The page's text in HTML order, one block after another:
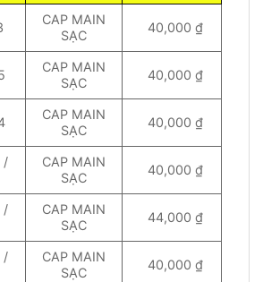
CAP MAIN
SẠC
40,000 ₫
CAP MAIN
SẠC
40,000 ₫
CAP MAIN
SẠC
40,000 ₫
/
CAP MAIN
SẠC
40,000 ₫
/
CAP MAIN
SẠC
44,000 ₫
/
CAP MAIN
SẠC
40,000 ₫